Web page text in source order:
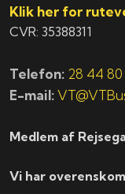
Klik her for
CVR: 35388311
Telefon: 28 44 80
E-mail:
Medlem af
Vi har